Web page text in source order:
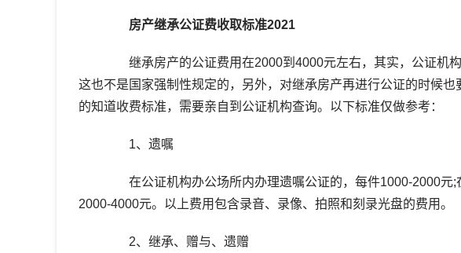
房产继承公证费收取标准2021
继承房产的公证费用在2000到4000元左右，其实，公证机
这也不是国家强制性规定的，另外，对继承房产再进行公证的时候
的知道收费标准，需要亲自到公证机构查询。以下标准仅做参考：
1、遗嘱
在公证机构办公场所内办理遗嘱公证的，每件1000-2000元;
2000-4000元。以上费用包含录音、录像、拍照和刻录光盘的费用。
2、继承、赠与、遗赠